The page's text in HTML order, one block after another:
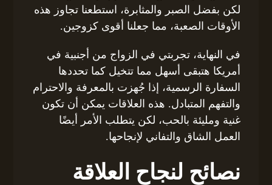
لكن بفضل الصبر والمثابرة، استطعنا تجاوز هذه
الأوقات الصعبة، مما جعلنا أقوى كزوجين.
في النهاية، تجربتي في الزواج من أجنبية في
أمريكا هتبقى أسهل مما تتخيل كما تحددها
السفارة الرسمية، إذا جُهزت بالمعرفة والاحترام
والتفهم المتبادل. هذه العلاقات يمكن أن تكون
غنية ومليئة بالحب، لكن يتطلب الأمر أيضًا
العمل الشاق والتفاني لإنجاحها.
نصائح لنجاح العلاقة